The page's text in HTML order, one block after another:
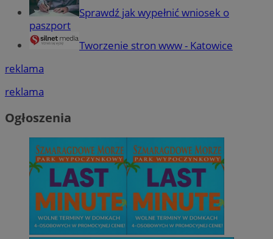
Sprawdź jak wypełnić wniosek o
paszport
Tworzenie stron www - Katowice
reklama
reklama
Ogłoszenia